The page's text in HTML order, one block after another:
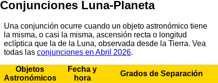
Conjunciones Luna-Planeta
Una conjunción ocurre cuando un objeto astronómico tiene
la misma, o casi la misma, ascensión recta o longitud
eclíptica que la de la Luna, observada desde la Tierra. Vea
todas las conjunciones en Abril 2026.
Objetos
Astronómicos
Fecha y
hora
Grados de Separación